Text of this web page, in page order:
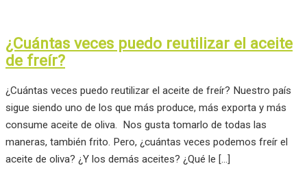
¿Cuántas veces puedo reutilizar el aceite
de freír?
¿Cuántas veces puedo reutilizar el aceite de freír? Nuestro país
sigue siendo uno de los que más produce, más exporta y más
consume aceite de oliva. Nos gusta tomarlo de todas las
maneras, también frito. Pero, ¿cuántas veces podemos freír el
aceite de oliva? ¿Y los demás aceites? ¿Qué le […]